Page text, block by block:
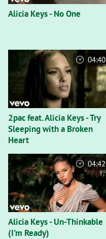
Alicia Keys - No One
2pac feat. Alicia Keys - Try
Sleeping with a Broken
Heart
04:40
Alicia Keys - Un-Thinkable
(I'm Ready)
04:42